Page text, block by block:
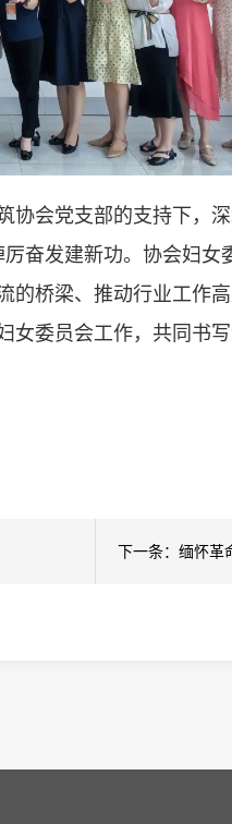
协会党支部的支持下，
奋发建新功。协会妇女
的桥梁、推动行业工作
女委员会工作，共同书